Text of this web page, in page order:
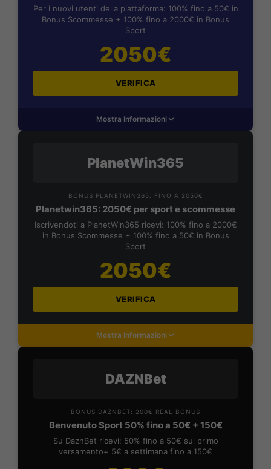
Per i nuovi utenti della piattaforma: 100% fino a 50€ in
Bonus Scommesse + 100% fino a 2000€ in Bonus
Sport
2050€
VERIFICA
Mostra Informazioni
PlanetWin365
BONUS PLANETWIN365: FINO A 2050€
Planetwin365: 2050€ per sport e scommesse
Iscrivendoti a PlanetWin365 ricevi: 100% fino a 2000€
in Bonus Scommesse + 100% fino a 50€ in Bonus
Sport
2050€
VERIFICA
Mostra Informazioni
DAZNBet
BONUS DAZNBET: 200€ REAL BONUS
Benvenuto Sport 50% fino a 50€ + 150€
Su DaznBet ricevi: 50% fino a 50€ sul primo
versamento+ 5€ a settimana fino a 150€